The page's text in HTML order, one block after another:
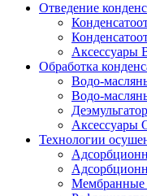
Отведение
Аксессуары
Обработка
Водо-
Водо-
Аксессуары
Технологии
Мембранные